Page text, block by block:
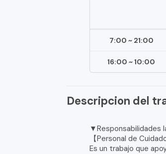
7:00 ~ 21:00
16:00 ~ 10:00
Descripcion del
▼Responsabilidades
【Personal de Cuidado
Es un trabajo que